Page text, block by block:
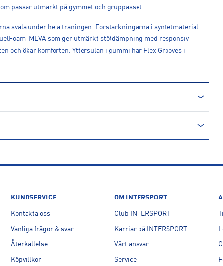
passar utmärkt på gymmet och gruppasset.
svala under hela träningen. Förstärkningarna i syntetmaterial
IMEVA som ger utmärkt stötdämpning med responsiv
och ökar komforten. Yttersulan i gummi har Flex Grooves i
Street, W1T 4RN, London, UK
KUNDSERVICE
Kontakta oss
Vanliga frågor & svar
Återkallelse
Köpvillkor
OM INTERSPORT
Club INTERSPORT
Karriär på INTERSPORT
Vårt ansvar
Service